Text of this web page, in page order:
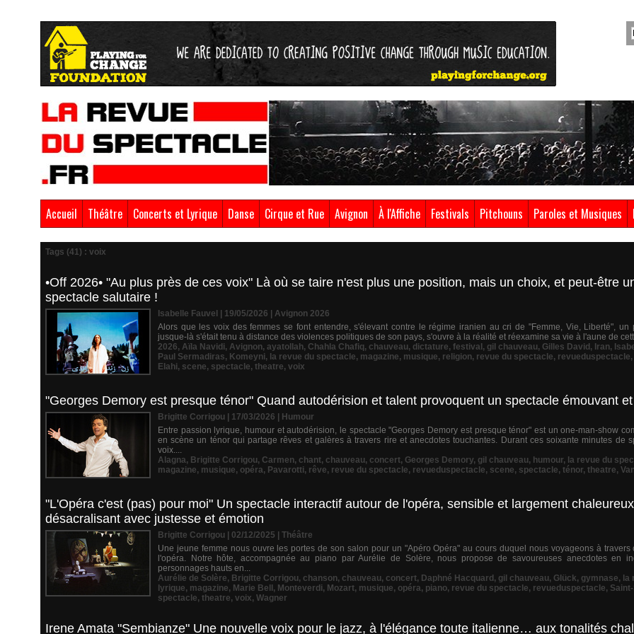
Accueil Théâtre Concerts et Lyrique Danse Cirque et Rue Avignon À l'Affiche Festivals Pitchouns Paroles et Musiques
Tags (41) : voix
•Off 2026• "Au plus près de ces voix" Là où se taire n'est plus une position, mais un choix, et peut-être
spectacle salutaire !
Isabelle Fauvel | 19/05/2026
Avignon 2026
Alors que les voix des femmes se font entendre, s'élevant contre le régime iranien au cri de "Femme, Vie, Liberté", un
jusque-là s'était tenu à distance des violences politiques de son pays, s'ouvre à la réalité et réexamine sa vie à l'aune de
2026, Aïla Navidi, Avignon, ayatollah, Chahla Chafiq, chauveau, dictature, festival , gil chauveau, Gilles David , Iran,
Paul Sermadiras, Komeyni, la revue du spectacle, magazine, musique, religion, revue du spectacle, revueduspectacle,
Elahi, scene, spectacle, theatre, voix
"Georges Demory est presque ténor" Quand autodérision et talent provoquent un spectacle émouvant
Brigitte Corrigou | 17/03/2026
Humour
Entre passion lyrique, humour et autodérision, le spectacle "Georges Demory est presque ténor" est un one-man-show
en scène un ténor qui partage rêves et galères à travers rire et anecdotes touchantes. Durant ces soixante minutes de
voix....
Alagna, Brigitte Corrigou, Carmen, chant, chauveau, concert, Georges Demory, gil chauveau, humour, la revue du
magazine, musique, opéra, Pavarotti, rêve, revue du spectacle, revueduspectacle, scene, spectacle, ténor, theatre,
"L'Opéra c'est (pas) pour moi" Un spectacle interactif autour de l'opéra, sensible et largement
désacralisant avec justesse et émotion
Brigitte Corrigou | 02/12/2025
Théâtre
Une jeune femme nous ouvre les portes de son salon pour un "Apéro Opéra" au cours duquel nous voyageons à travers
l'opéra. Notre hôte, accompagnée au piano par Aurélie de Solère, nous propose de savoureuses anecdotes en
personnages hauts en...
Aurélie de Solère, Brigitte Corrigou, chanson, chauveau, concert, Daphné Hacquard , gil chauveau, Glück, gymnase, la
lyrique, magazine, Marie Bell , Monteverdi, Mozart, musique, opéra, piano, revue du spectacle, revueduspectacle,
spectacle, theatre, voix, Wagner
Irene Amata "Sembianze" Une nouvelle voix pour le jazz, à l'élégance toute italienne… aux tonalités